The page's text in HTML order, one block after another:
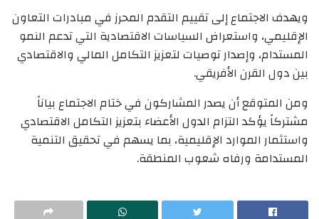
ويهدف الاجتماع إلى تقييم التقدم المحرز في مبادرات التعاون
الإقليمي، واستعراض السياسات الاقتصادية التي تدعم النمو
المستدام، وإصدار توصيات لتعزيز التكامل المالي والاقتصادي
بين دول القرن الأفريقي.
ومن المتوقع أن يصدر المشاركون في ختام الاجتماع بياناً
مشتركاً يؤكد التزام الدول الأعضاء بتعزيز التكامل الاقتصادي
واستثمار الموارد الإقليمية، بما يسهم في تحقيق التنمية
المستدامة ورفاه شعوب المنطقة.